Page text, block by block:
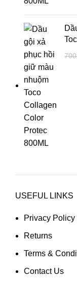
USEFUL LINKS
Privacy Policy
Returns
Terms &
Contact Us